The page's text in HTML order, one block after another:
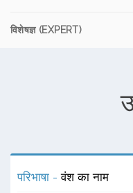
विशेषज्ञ (EXPERT)
परिभाषा -वंश का नाम